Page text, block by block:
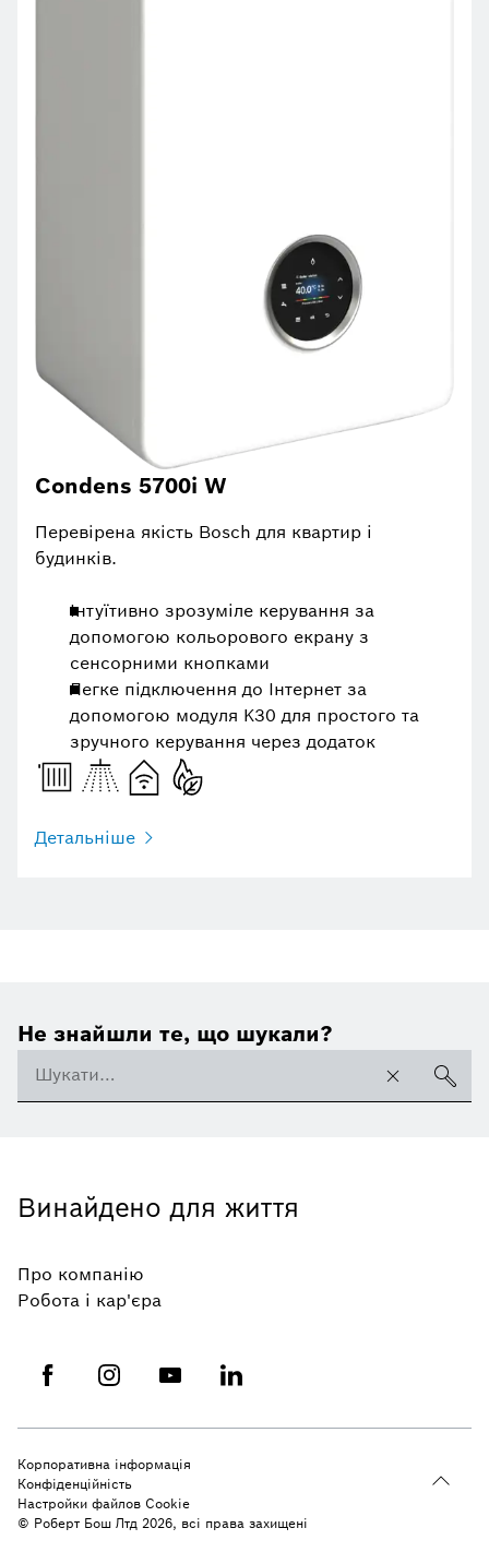
Condens 5700i W
Перевірена якість Bosch для квартир і
будинків.
Інтуїтивно зрозуміле керування за
допомогою кольорового екрану з
сенсорними кнопками
Легке підключення до Інтернет за
допомогою модуля K30 для простого та
зручного керування через додаток
Детальніше
Не знайшли те, що шукали?
Винайдено для життя
Про компанію
Робота і кар'єра
© Роберт Бош Лтд 2026, всі права захищені
Корпоративна інформація
Конфіденційність
Настройки файлов Cookie